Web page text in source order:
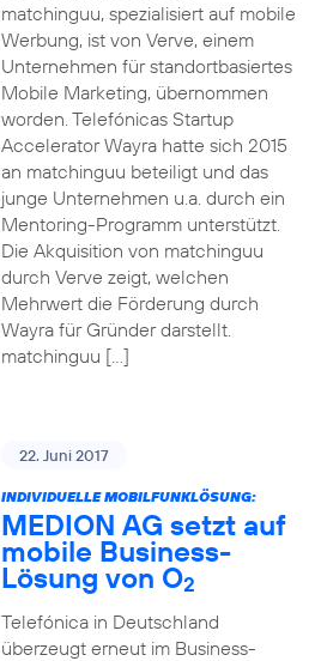
matchinguu, spezialisiert auf mobile
Werbung, ist von Verve, einem
Unternehmen für standortbasiertes
Mobile Marketing, übernommen
worden. Telefónicas Startup
Accelerator Wayra hatte sich 2015
an matchinguu beteiligt und das
junge Unternehmen u.a. durch ein
Mentoring-Programm unterstützt.
Die Akquisition von matchinguu
durch Verve zeigt, welchen
Mehrwert die Förderung durch
Wayra für Gründer darstellt.
matchinguu […]
22. Juni 2017
INDIVIDUELLE MOBILFUNKLÖSUNG:
MEDION AG setzt auf
mobile Business-
Lösung von O2
Telefónica in Deutschland
überzeugt erneut im Business-